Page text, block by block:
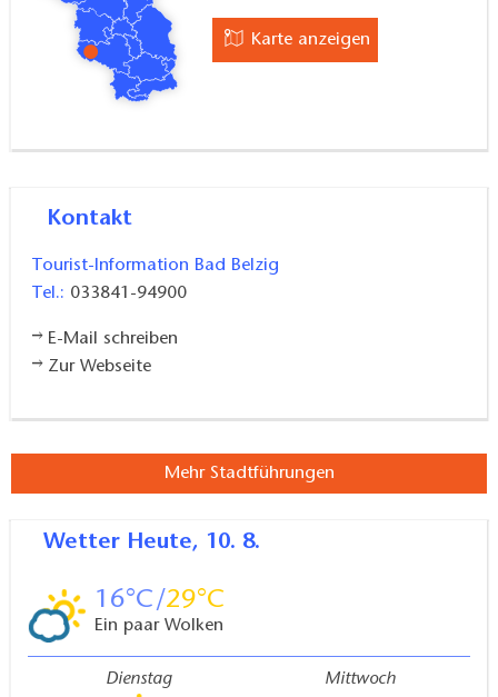
Karte anzeigen
Kontakt
Tourist-Information Bad Belzig
Tel.: 033841-94900
E-Mail schreiben
Zur Webseite
Mehr Stadtführungen
Wetter Heute, 10. 8.
16 29
Ein paar Wolken
Dienstag Mittwoch